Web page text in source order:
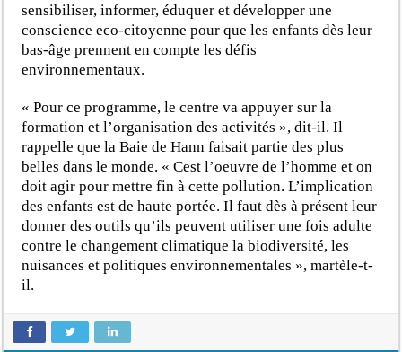
sensibiliser, informer, éduquer et développer une
conscience eco-citoyenne pour que les enfants dès leur
bas-âge prennent en compte les défis
environnementaux.
« Pour ce programme, le centre va appuyer sur la
formation et l’organisation des activités », dit-il. Il
rappelle que la Baie de Hann faisait partie des plus
belles dans le monde. « Cest l’oeuvre de l’homme et on
doit agir pour mettre fin à cette pollution. L’implication
des enfants est de haute portée. Il faut dès à présent leur
donner des outils qu’ils peuvent utiliser une fois adulte
contre le changement climatique la biodiversité, les
nuisances et politiques environnementales », martèle-t-
il.